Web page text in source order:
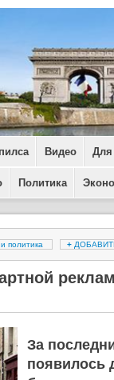
Видео Для
Политика
политика +
За
появилось